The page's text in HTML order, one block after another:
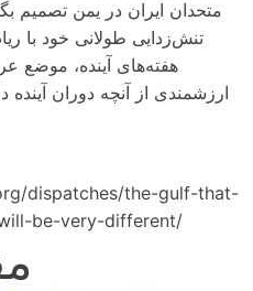
متحدان ایران در یمن تصمیم
تنش‌زدایی طولانی خود با
هفته‌های آینده، موضع
ارزشمندی از آنچه دوران
dispatches/the-gulf-that-
be-very-different/